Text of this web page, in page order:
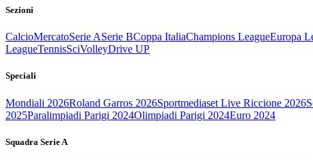
Sezioni
CalcioMercatoSerie ASerie BCoppa ItaliaChampions LeagueEuropa
LeagueTennisSciVolleyDrive UP
Speciali
Mondiali 2026Roland Garros 2026Sportmediaset Live Riccione 2026
2025Paralimpiadi Parigi 2024Olimpiadi Parigi 2024Euro 2024
Squadra Serie A